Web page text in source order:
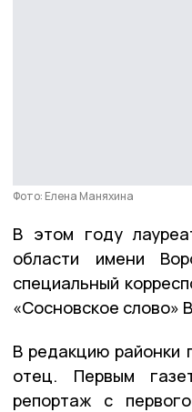
Фото: Елена Маняхина
В этом году
области имени
специальный
«Сосновское слово»
В редакцию районки
отец. Первым
репортаж с